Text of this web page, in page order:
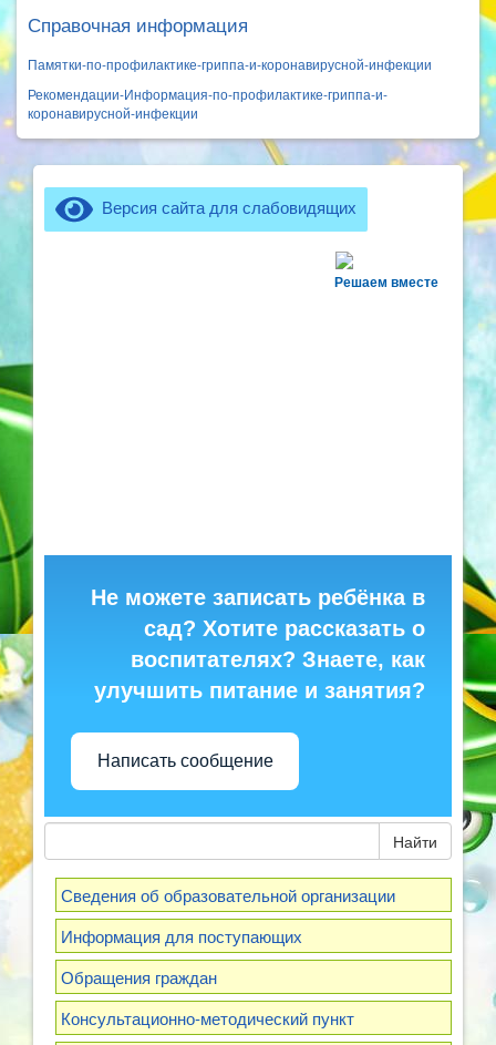
Справочная информация
Памятки-по-профилактике-гриппа-и-коронавирусной-инфекции
Рекомендации-Информация-по-профилактике-гриппа-и-
коронавирусной-инфекции
Версия сайта для слабовидящих
Решаем вместе
Не можете записать ребёнка в
сад? Хотите рассказать о
воспитателях? Знаете, как
улучшить питание и занятия?
Написать сообщение
Найти
Сведения об образовательной организации
Информация для поступающих
Обращения граждан
Консультационно-методический пункт